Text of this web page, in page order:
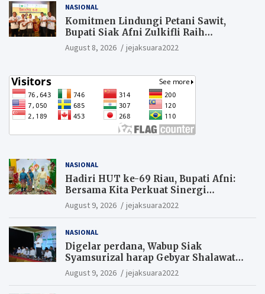
NASIONAL
Komitmen Lindungi Petani Sawit,
Bupati Siak Afni Zulkifli Raih
Penghargaan SIEXPO 2026
August 8, 2026 jejaksuara2022
NASIONAL
Hadiri HUT ke-69 Riau, Bupati Afni:
Bersama Kita Perkuat Sinergi
Pembangunan
August 9, 2026 jejaksuara2022
NASIONAL
Digelar perdana, Wabup Siak
Syamsurizal harap Gebyar Shalawat
bisa meningkatkan nilai keagamaan
ditengah-tengah masyarakat.
August 9, 2026 jejaksuara2022